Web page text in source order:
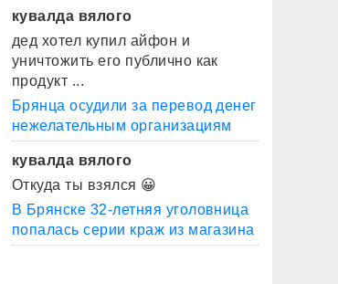
кувалда вялого
дед хотел купил айфон и
уничтожить его публично как
продукт ...
Брянца осудили за перевод денег
нежелательным организациям
кувалда вялого
Откуда ты взялся 😀
В Брянске 32-летняя уголовница
попалась серии краж из магазина